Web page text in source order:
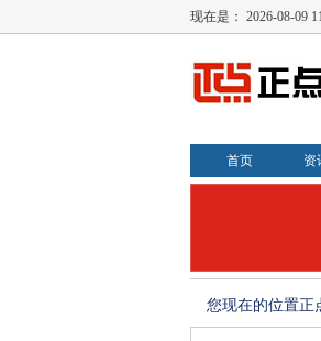
现在是： 2026-08-09
首页 资
您现在的位置正